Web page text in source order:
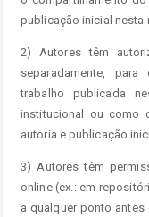
publicação inicial nesta
2) Autores têm
separadamente,
trabalho publicada
institucional ou como
autoria e publicação
3) Autores têm
online (ex.: em
a qualquer ponto